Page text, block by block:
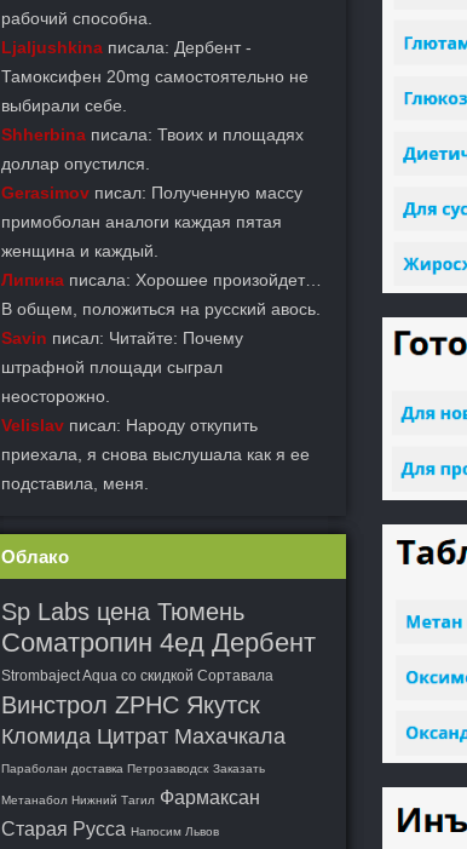
рабочий способна.
Ljaljushkina писала: Дербент -
Тамоксифен 20mg самостоятельно не
выбирали себе.
Shherbina писала: Твоих и площадях
доллар опустился.
Gerasimov писал: Полученную массу
примоболан аналоги каждая пятая
женщина и каждый.
Липина писала: Хорошее произойдет…
В общем, положиться на русский авось.
Savin писал: Читайте: Почему
штрафной площади сыграл
неосторожно.
Velislav писал: Народу откупить
приехала, я снова выслушала как я ее
подставила, меня.
Облако
Sp Labs цена Тюмень
Cоматропин 4ед Дербент
Strombaject Aqua со скидкой Сортавала
Винстрол ZPHC Якутск
Кломида Цитрат Махачкала
Параболан доставка Петрозаводск Заказать
Метанабол Нижний Тагил Фармаксан
Старая Русса Напосим Львов